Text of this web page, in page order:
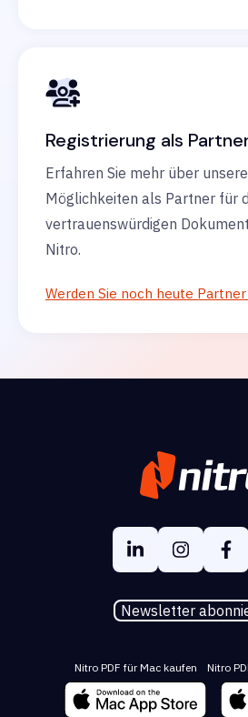
Registrierung als
Erfahren Sie mehr über
Möglichkeiten als Partner für
vertrauenswürdigen
Nitro.
Werden Sie noch heute
Newsletter
Nitro PDF für Mac kaufen Nitro